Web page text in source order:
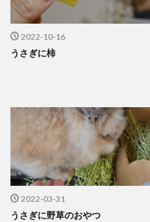
2022-10-16
うさぎに柿
2022-03-31
うさぎに野草のおやつ